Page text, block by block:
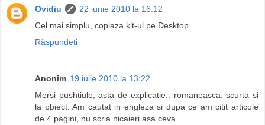
Ovidiu
22 iunie 2010 la 16:12
Cel mai simplu, copiaza kit-ul pe Desktop.
Răspundeți
Anonim 19 iulie 2010 la 13:22
Mersi pushtiule, asta de explicatie.. romaneasca: scurta si
la obiect. Am cautat in engleza si dupa ce am citit articole
de 4 pagini, nu scria nicaieri asa ceva.